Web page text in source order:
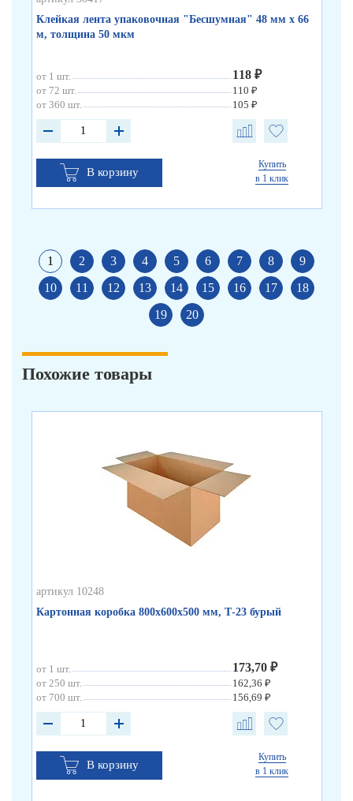
Клейкая лента упаковочная "Бесшумная" 48 мм х 66
м, толщина 50 мкм
от 1 шт. 118 ₽
от 72 шт.
110 ₽
от 360 шт.
105 ₽
В корзину
Купить
в 1 клик
1 2 3 4 5 6 7 8
9
10
11 12 13 14 15 16 17
18
19
20
Похожие товары
артикул 10248
Картонная коробка 800х600х500 мм, Т-23 бурый
от 1 шт. 173,70 ₽
от 250 шт.
162,36 ₽
от 700 шт.
156,69 ₽
В корзину
Купить
в 1 клик